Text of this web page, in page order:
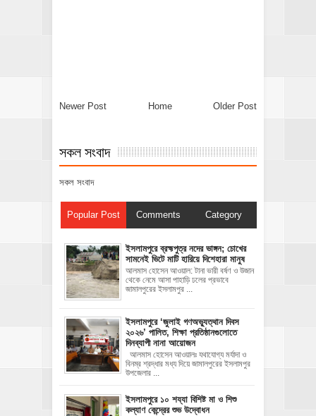
Newer Post Older Post
Home
সকল সংবাদ
সকল সংবাদ
Popular Post Comments Category
ইসলামপুরে ব্রহ্মপুত্র নদের ভাঙ্গন; চোখের
সামনেই ভিটে মাটি হারিয়ে দিশেহারা মানুষ
আলমাস হোসেন আওয়াল: টানা ভারী বর্ষণ ও উজান
থেকে নেমে আসা পাহাড়ি ঢলের প্রভাবে
জামালপুরের ইসলামপুর ...
‎ইসলামপুরে ‘জুলাই গণঅভ্যুত্থান দিবস
২০২৬’ পালিত, শিক্ষা প্রতিষ্ঠানগুলোতে
দিনব্যাপী নানা আয়োজন
‎​আলমাস হোসেন আওয়ালঃ‎ ‎​যথাযোগ্য মর্যাদা ও
বিনম্র শ্রদ্ধার মধ্য দিয়ে জামালপুরের ইসলামপুর
উপজেলার ...
ইসলামপুরে ১০ শয্যা বিশিষ্ট মা ও শিশু
কল্যাণ কেন্দ্রের শুভ উদ্বোধন